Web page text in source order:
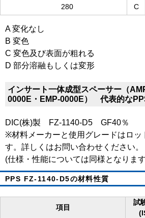
280
C
A 変化なし
B 変色
C 変色及び表面が粗れる
D 部分溶融もしくは変形
インサート一体成型スペーサー（
0000E・EMP-0000E） 代表的な
DIC(株)製 FZ-1140-D5 GF40％
※材料メーカーと使用グレードはロッ
す。詳しくはお問い合わせください。
(仕様・性能については同様となりま
PPS FZ-1140-D5の材料性質
項目
試